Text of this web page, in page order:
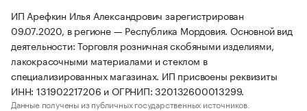
ИП Арефкин Илья Александрович зарегистрирован
09.07.2020, в регионе — Республика Мордовия. Основной вид
деятельности: Торговля розничная скобяными изделиями,
лакокрасочными материалами и стеклом в
специализированных магазинах. ИП присвоены реквизиты
ИНН: 131902217206 и ОГРНИП: 320132600013299.
Данные получены из публичных государственных источников.